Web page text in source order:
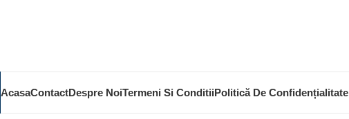
AcasaContactDespre NoiTermeni Si ConditiiPolitică De Confidențialitate